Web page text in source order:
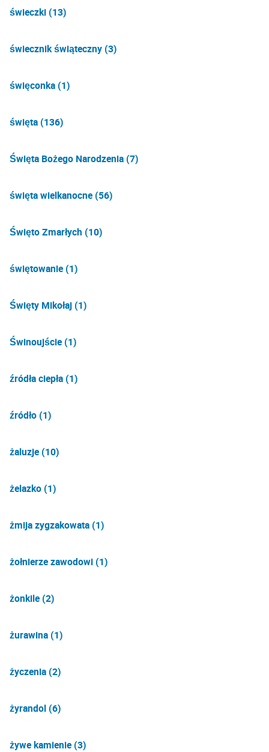
świeczki (13)
świecznik świąteczny (3)
święconka (1)
święta (136)
Święta Bożego Narodzenia (7)
święta wielkanocne (56)
Święto Zmarłych (10)
świętowanie (1)
Święty Mikołaj (1)
Świnoujście (1)
źródła ciepła (1)
źródło (1)
żaluzje (10)
żelazko (1)
żmija zygzakowata (1)
żołnierze zawodowi (1)
żonkile (2)
żurawina (1)
życzenia (2)
żyrandol (6)
żywe kamienie (3)